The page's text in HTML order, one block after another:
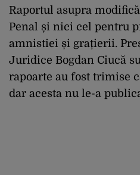
Raportul asupra
Penal și nici cel pentru
amnistiei și grațierii.
Juridice Bogdan Ciucă
rapoarte au fost trimise
dar acesta nu le-a